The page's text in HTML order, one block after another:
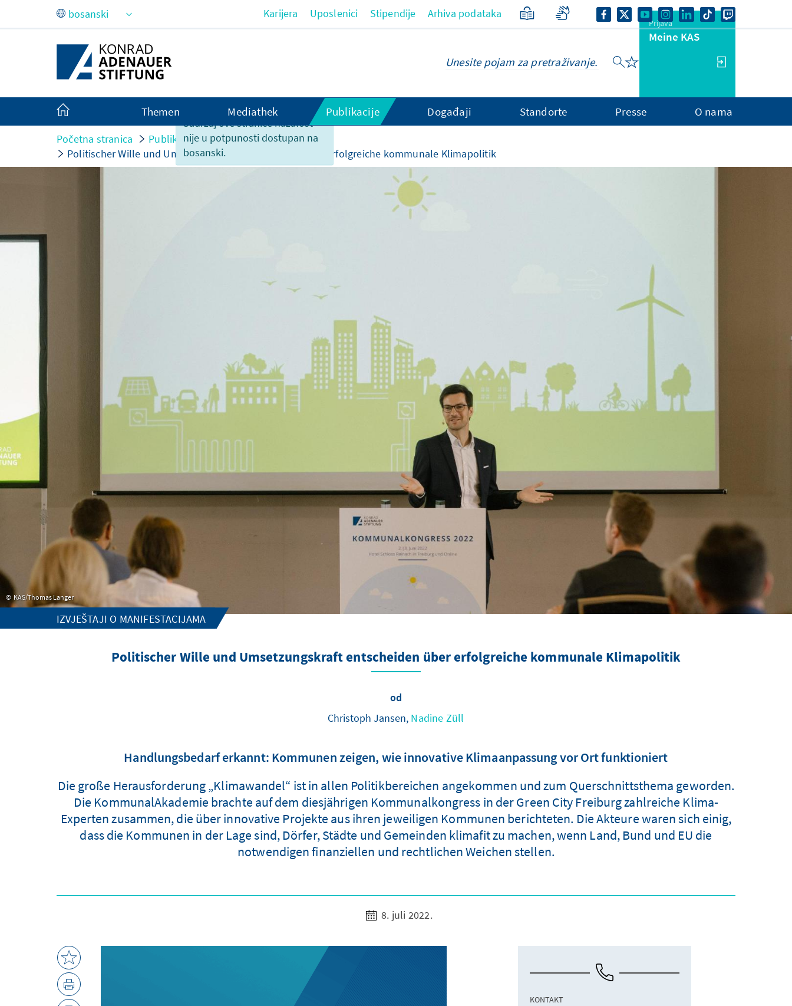
Skip to Main Content
Sadržaj ove stranice nažalost
nije u potpunosti dostupan na
bosanski.
Karijera Uposlenici Stipendije Arhiva podataka
Prijava
Meine KAS
Themen Mediathek Publikacije Događaji Standorte Presse O nama
Početna stranica Publikacije
Tekstovi o događajima
Politischer Wille und Umsetzungskraft entscheiden über erfolgreiche kommunale Klimapolitik
KAS/Thomas Langer
IZVJEŠTAJI O MANIFESTACIJAMA
Politischer Wille und Umsetzungskraft entscheiden über erfolgreiche kommunale Klimapolitik
od
Christoph Jansen, Nadine Züll
Handlungsbedarf erkannt: Kommunen zeigen, wie innovative Klimaanpassung vor Ort funktioniert
Die große Herausforderung „Klimawandel“ ist in allen Politikbereichen angekommen und zum Querschnittsthema geworden.
Die KommunalAkademie brachte auf dem diesjährigen Kommunalkongress in der Green City Freiburg zahlreiche Klima-
Experten zusammen, die über innovative Projekte aus ihren jeweiligen Kommunen berichteten. Die Akteure waren sich einig,
dass die Kommunen in der Lage sind, Dörfer, Städte und Gemeinden klimafit zu machen, wenn Land, Bund und EU die
notwendigen finanziellen und rechtlichen Weichen stellen.
8. juli 2022.
KONTAKT